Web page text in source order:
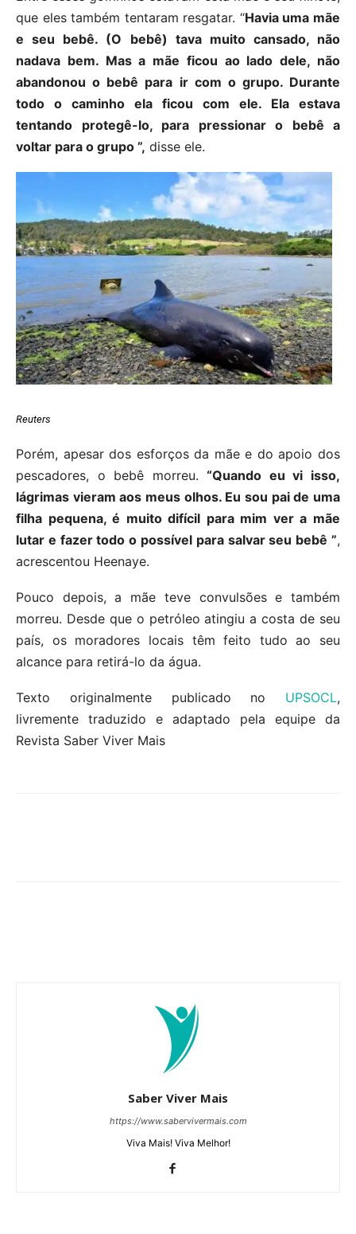
que eles também tentaram resgatar. “Havia uma mãe
e seu bebê. (O bebê) tava muito cansado, não
nadava bem. Mas a mãe ficou ao lado dele, não
abandonou o bebê para ir com o grupo. Durante
todo o caminho ela ficou com ele. Ela estava
tentando protegê-lo, para pressionar o bebê a
voltar para o grupo ”, disse ele.
Reuters
Porém, apesar dos esforços da mãe e do apoio dos
pescadores, o bebê morreu.“Quando eu vi isso,
lágrimas vieram aos meus olhos. Eu sou pai de uma
filha pequena, é muito difícil para mim ver a mãe
lutar e fazer todo o possível para salvar seu bebê ”,
acrescentou Heenaye.
Pouco depois, a mãe teve convulsões e também
morreu. Desde que o petróleo atingiu a costa de seu
país, os moradores locais têm feito tudo ao seu
alcance para retirá-lo da água.
Texto originalmente publicado no UPSOCL,
livremente traduzido e adaptado pela equipe da
Revista Saber Viver Mais
Saber Viver Mais
https://www.sabervivermais.com
Viva Mais! Viva Melhor!